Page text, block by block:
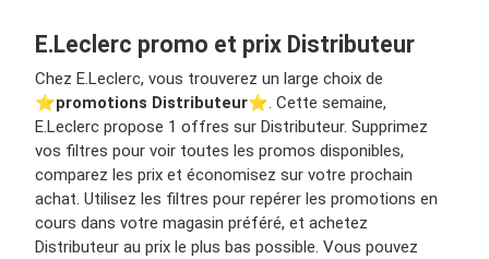
E.Leclerc promo et prix Distributeur
Chez E.Leclerc, vous trouverez un large choix de
⭐️promotions Distributeur⭐️. Cette semaine,
E.Leclerc propose 1 offres sur Distributeur. Supprimez
vos filtres pour voir toutes les promos disponibles,
comparez les prix et économisez sur votre prochain
achat. Utilisez les filtres pour repérer les promotions en
cours dans votre magasin préféré, et achetez
Distributeur au prix le plus bas possible. Vous pouvez